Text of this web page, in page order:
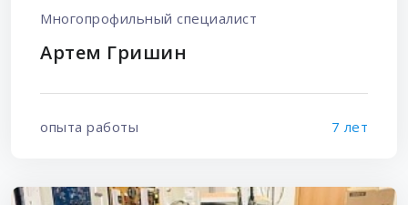
Многопрофильный специалист
Артем Гришин
опыта работы 7 лет